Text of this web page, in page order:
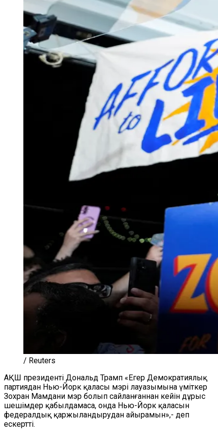
/ Reuters
АҚШ президенті Дональд Трамп «Егер Демократиялық
партиядан Нью-Йорк қаласы мэрі лауазымына үміткер
Зохран Мамдани мэр болып сайланғаннан кейін дұрыс
шешімдер қабылдамаса, онда Нью-Йорк қаласын
федералдық қаржыландырудан айырамын»,- деп
ескертті.